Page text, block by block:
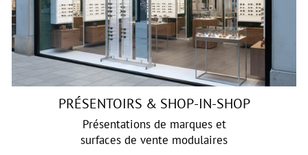
PRÉSENTOIRS & SHOP-IN-SHOP
Présentations de marques et
surfaces de vente modulaires